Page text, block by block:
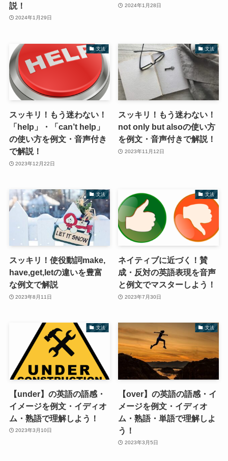
説！
2024年1月29日
2024年1月28日
文法
スッキリ！もう迷わない！
「help」・「can’t help」
の使い方を例文・音声付き
で解説！
2023年12月22日
文法
スッキリ！もう迷わない！
not only but alsoの使い方
を例文・音声付きで解説！
2023年11月12日
文法
スッキリ！使役動詞make,
have,get,letの違いを豊富
な例文で解説
2023年8月11日
文法
ネイティブに近づく！賛
成・反対の英語表現を音声
と例文でマスターしよう！
2023年7月30日
文法
【under】の英語の語感・
イメージを例文・イディオ
ム・熟語で理解しよう！
2023年3月10日
文法
【over】の英語の語感・イ
メージを例文・イディオ
ム・熟語・単語で理解しよ
う！
2023年3月5日